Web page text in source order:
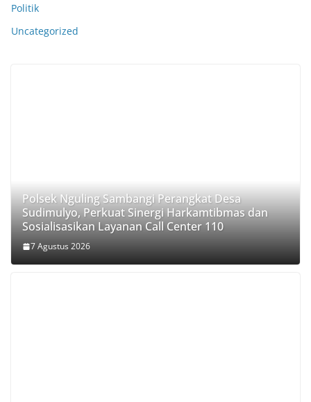
Politik
Uncategorized
Polsek Nguling Sambangi Perangkat Desa
Sudimulyo, Perkuat Sinergi Harkamtibmas dan
Sosialisasikan Layanan Call Center 110
7 Agustus 2026